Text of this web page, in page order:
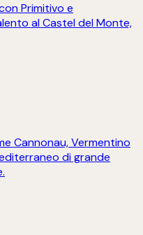
Primitivo e
al Castel del Monte,
Cannonau, Vermentino
di grande